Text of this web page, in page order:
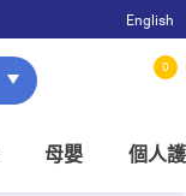
English
0
母嬰 個人